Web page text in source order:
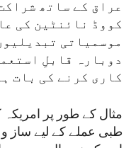
عراق کے ساتھ
کووڈ نائنٹین کی
موسمیاتی
دوبارہ قابلِ
کاری کرنے کی بات
مثال کے طور پر امریکہ
طبی عملے کے لیے ساز و